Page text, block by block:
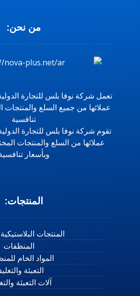
من نحن:
تعمل شركة نوفا بلس للتجارة
عملائها من جميع السلع والمنتجات
تنافسية
تقوم شركة نوفا بلس للتجارة
عملائها من السلع والمنتجات
وبأسعار
المنتجات:
المنتجات
المنظفات
المواد الخام
التعبئة
آلات التعبئة